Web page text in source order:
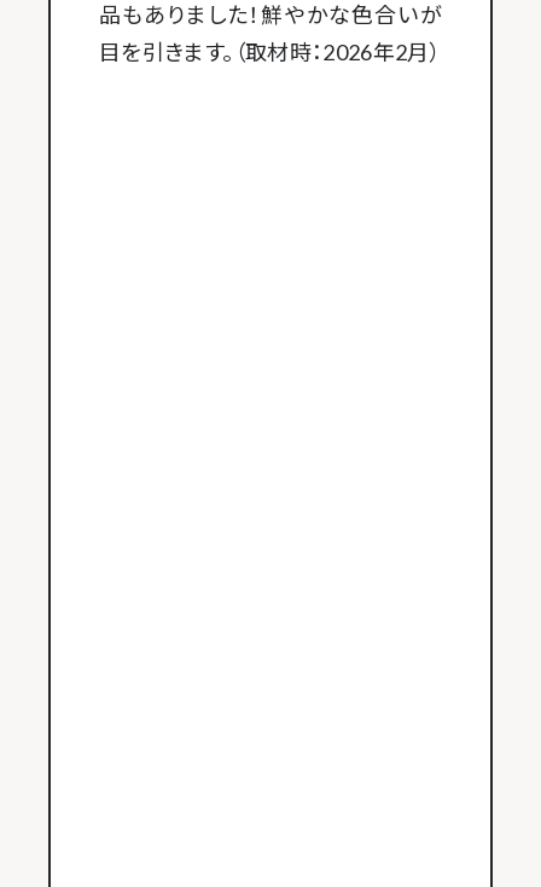
品もありました！鮮やかな色合いが
目を引きます。（取材時：2026年2月）